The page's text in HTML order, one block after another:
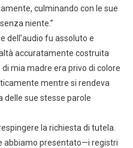
culminando con le sue
niente.”
dell’audio fu assoluto e
accuratamente costruita
mia madre era privo di colore
mentre si rendeva
delle sue stesse parole
la richiesta di tutela.
abbiamo presentato—i registri